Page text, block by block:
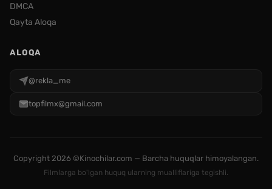
DMCA
Qayta Aloqa
ALOQA
@rekla_me
topfilmx@gmail.com
Copyright 2026 ©Kinochilar.com — Barcha huquqlar himoyalangan.
Filmlarga bo'lgan huquq ularning mualliflariga tegishli.